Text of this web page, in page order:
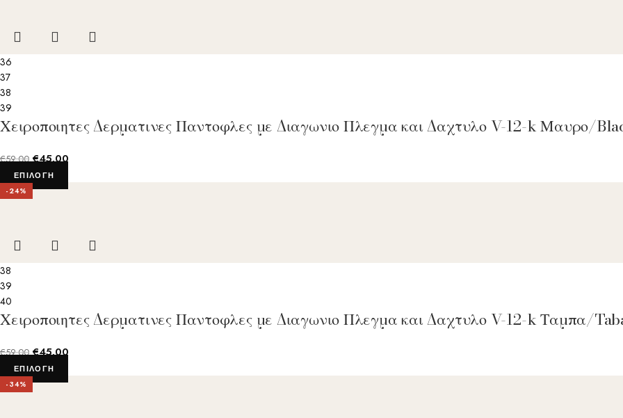
36
37
38
39
Χειροποιητες Δερματινες Παντοφλες με Διαγωνιο Πλεγμα και Δαχτυλο V-12-k Μαυρο/
€59.00 €45.00
ΕΠΙΛΟΓΉ
-24%
38
39
40
Χειροποιητες Δερματινες Παντοφλες με Διαγωνιο Πλεγμα και Δαχτυλο V-12-k Ταμπα/
€59.00 €45.00
ΕΠΙΛΟΓΉ
-34%